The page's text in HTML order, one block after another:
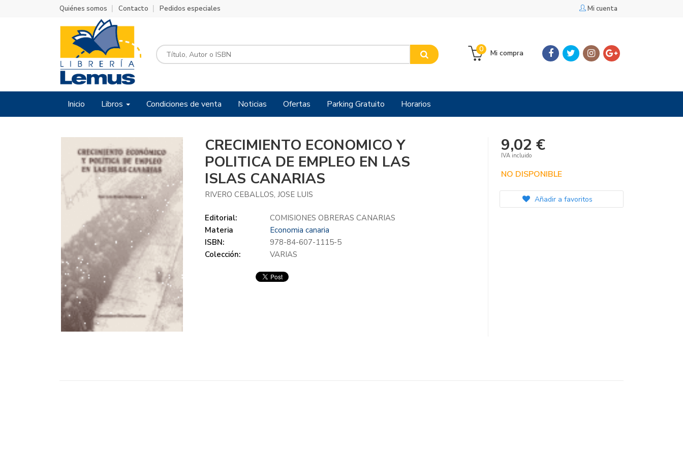
Mi cuenta
Quiénes somos Contacto Pedidos especiales
Mi compra
0
Inicio Libros Condiciones de venta Noticias Ofertas Parking Gratuito Horarios
CRECIMIENTO ECONOMICO Y
POLITICA DE EMPLEO EN LAS
ISLAS CANARIAS
RIVERO CEBALLOS, JOSE LUIS
Editorial:
COMISIONES OBRERAS CANARIAS
Materia
Economia canaria
ISBN:
978-84-607-1115-5
Colección:
VARIAS
9,02 €
IVA incluido
NO DISPONIBLE
Añadir a favoritos